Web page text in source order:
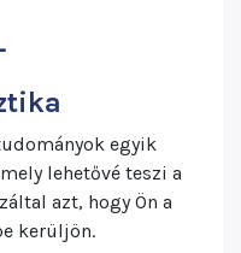
egyik
lehetővé teszi a
azt, hogy Ön a
kerüljön.